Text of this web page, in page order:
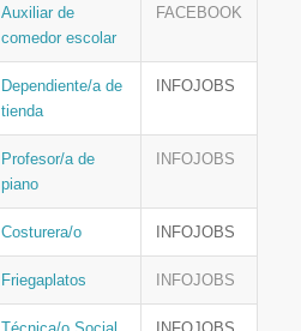
Auxiliar de
comedor escolar
FACEBOOK
Dependiente/a de
tienda
INFOJOBS
Profesor/a de
piano
INFOJOBS
Costurera/o INFOJOBS
Friegaplatos INFOJOBS